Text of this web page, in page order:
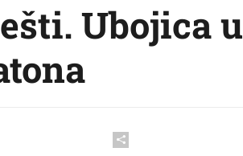
Ubojica u